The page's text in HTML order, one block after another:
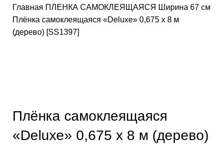
Главная ПЛЕНКА САМОКЛЕЯЩАЯСЯ Ширина 67 см
Плёнка самоклеящаяся «Deluxe» 0,675 х 8 м
(дерево) [SS1397]
Плёнка самоклеящаяся
«Deluxe» 0,675 х 8 м (дерево)